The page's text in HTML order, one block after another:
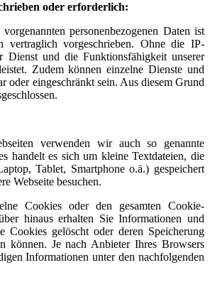
oder erforderlich:
personenbezogenen Daten ist
vertraglich vorgeschrieben. Ohne die IP-
Dienst und die Funktionsfähigkeit unserer
Zudem können einzelne Dienste und
oder eingeschränkt sein. Aus diesem Grund
verwenden wir auch so genannte
handelt es sich um kleine Textdateien, die
Tablet, Smartphone o.ä.) gespeichert
Webseite besuchen.
Cookies oder den gesamten Cookie-
hinaus erhalten Sie Informationen und
Cookies gelöscht oder deren Speicherung
können. Je nach Anbieter Ihres Browsers
Informationen unter den nachfolgenden